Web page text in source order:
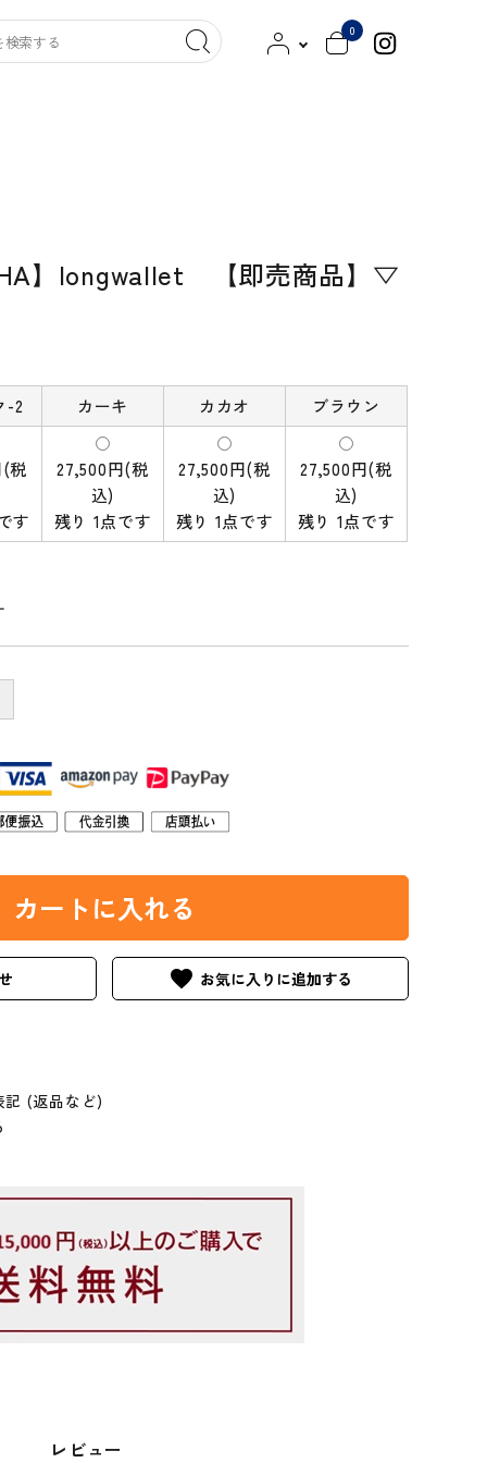
工 MITTAN HITOTSUBUSHA
saredo -されど-
西口靴下
000（トリプル・オゥ） よつめ染布舎
古谷製陶所（信楽焼）
シモヤユミコ
0
】longwallet 【即売商品】▽
-2 カーキ カカオ ブラウン
税
す
27,500円(税
込)
残り 1点です
27,500円(税
込)
残り 1点です
27,500円(税
込)
残り 1点です
カートに入れる
favorite
記 (返品など)
レビュー